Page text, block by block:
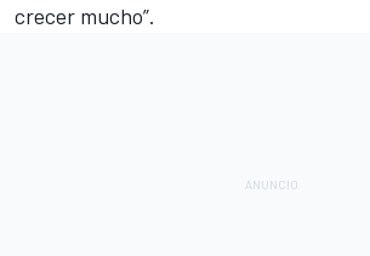
crecer mucho”.